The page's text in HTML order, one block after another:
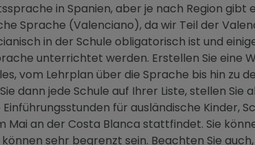
in Spanien, aber je nach Region gibt
Sprache (Valenciano), da wir Teil der
in der Schule obligatorisch ist und
unterrichtet werden. Erstellen Sie eine
vom Lehrplan über die Sprache bis hin zu
dann jede Schule auf Ihrer Liste, stellen
für ausländische Kinder,
an der Costa Blanca stattfindet. Sie
sehr begrenzt sein. Beachten Sie